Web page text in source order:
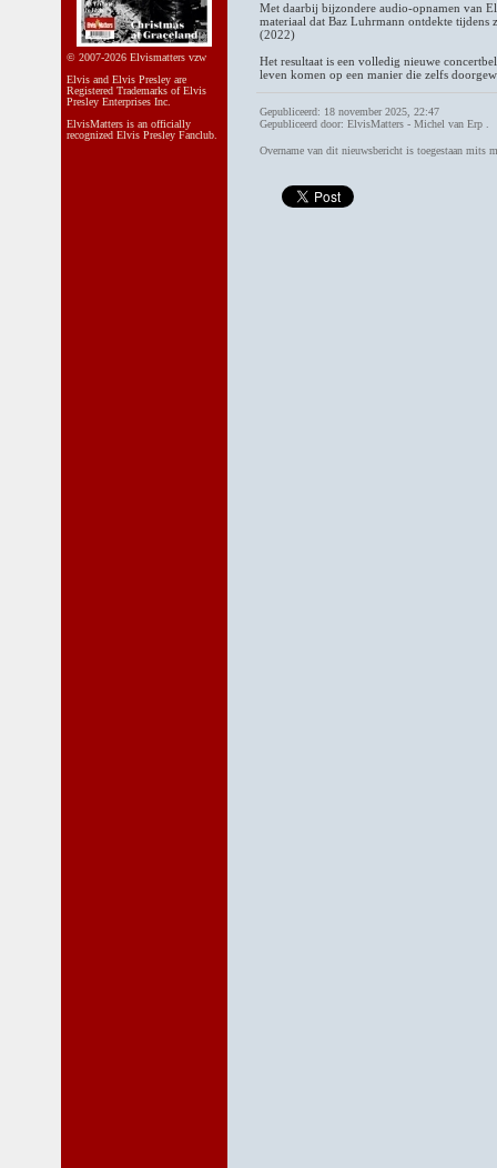
© 2007-2026 Elvismatters vzw
Elvis and Elvis Presley are
Registered Trademarks of Elvis
Presley Enterprises Inc.
ElvisMatters is an officially
recognized Elvis Presley Fanclub.
Met daarbij bijzondere audio-opnamen van
materiaal dat Baz Luhrmann ontdekte
(2022)
Het resultaat is een volledig nieuwe
leven komen op een manier die zelfs
Gepubliceerd: 18 november 2025, 22:47
Gepubliceerd door: ElvisMatters - Michel van Erp .
Overname van dit nieuwsbericht is toegestaan mits